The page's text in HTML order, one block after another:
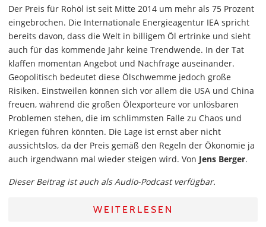
Der Preis für Rohöl ist seit Mitte 2014 um mehr als 75 Prozent
eingebrochen. Die Internationale Energieagentur IEA spricht
bereits davon, dass die Welt in billigem Öl ertrinke und sieht
auch für das kommende Jahr keine Trendwende. In der Tat
klaffen momentan Angebot und Nachfrage auseinander.
Geopolitisch bedeutet diese Ölschwemme jedoch große
Risiken. Einstweilen können sich vor allem die USA und China
freuen, während die großen Ölexporteure vor unlösbaren
Problemen stehen, die im schlimmsten Falle zu Chaos und
Kriegen führen könnten. Die Lage ist ernst aber nicht
aussichtslos, da der Preis gemäß den Regeln der Ökonomie ja
auch irgendwann mal wieder steigen wird. Von Jens Berger.
Dieser Beitrag ist auch als Audio-Podcast verfügbar.
WEITERLESEN